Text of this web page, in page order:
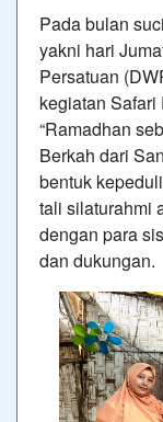
Pada bulan
yakni hari
Persatuan
kegiatan
“Ramadhan
Berkah dari
bentuk
tali silaturahmi
dengan para
dan dukungan.